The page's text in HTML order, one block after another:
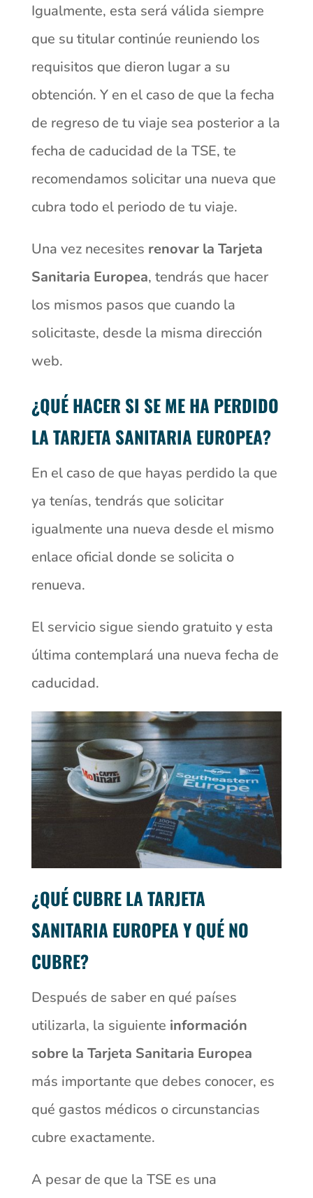
Igualmente, esta será válida siempre
que su titular continúe reuniendo los
requisitos que dieron lugar a su
obtención. Y en el caso de que la fecha
de regreso de tu viaje sea posterior a la
fecha de caducidad de la TSE, te
recomendamos solicitar una nueva que
cubra todo el periodo de tu viaje.
Una vez necesites renovar la Tarjeta
Sanitaria Europea, tendrás que hacer
los mismos pasos que cuando la
solicitaste, desde la misma dirección
web.
¿QUÉ HACER SI SE ME HA PERDIDO
LA TARJETA SANITARIA EUROPEA?
En el caso de que hayas perdido la que
ya tenías, tendrás que solicitar
igualmente una nueva desde el mismo
enlace oficial donde se solicita o
renueva.
El servicio sigue siendo gratuito y esta
última contemplará una nueva fecha de
caducidad.
¿QUÉ CUBRE LA TARJETA
SANITARIA EUROPEA Y QUÉ NO
CUBRE?
Después de saber en qué países
utilizarla, la siguiente información
sobre la Tarjeta Sanitaria Europea
más importante que debes conocer, es
qué gastos médicos o circunstancias
cubre exactamente.
A pesar de que la TSE es una